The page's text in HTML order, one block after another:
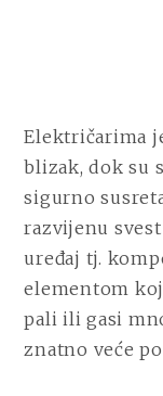
Električarima
blizak, dok su
sigurno
razvijenu
uređaj tj.
elementom
pali ili gasi
znatno veće